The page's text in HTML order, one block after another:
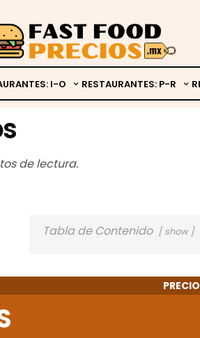
I-O RESTAURANTES: P-R
de lectura.
Tabla de Contenido show
PRECIO